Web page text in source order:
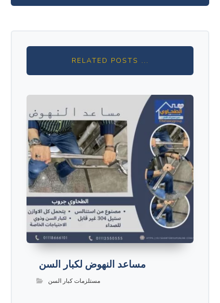
RELATED POSTS ...
مساعد النهوض لكبار السن
مستلزمات كبار السن